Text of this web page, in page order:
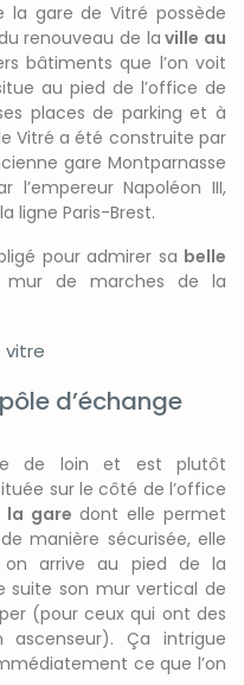
la gare de Vitré possède
renouveau de la ville au
bâtiments que l’on voit
au pied de l’office de
places de parking et à
Vitré a été construite par
gare Montparnasse
l’empereur Napoléon III,
ligne Paris-Brest.
pour admirer sa belle
de marches de la
d’échange
de loin et est plutôt
sur le côté de l’office
la gare dont elle permet
manière sécurisée, elle
on arrive au pied de la
suite son mur vertical de
(pour ceux qui ont des
Ça intrigue
ce que l’on